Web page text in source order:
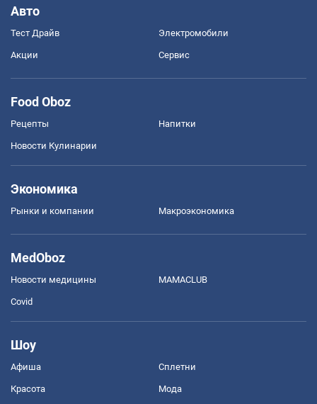
Авто
Тест Драйв Электромобили
Акции Сервис
Food Oboz
Рецепты Напитки
Новости Кулинарии
Экономика
Рынки и компании Mакроэкономика
MedOboz
Новости медицины MAMACLUB
Covid
Шоу
Афиша Сплетни
Красота Мода